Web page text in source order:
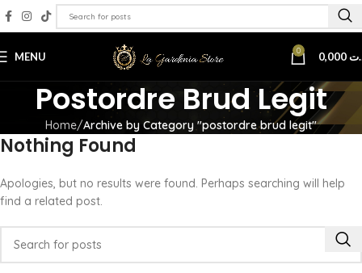
MENU 0
Postordre Brud Legit
Home Archive by Category "postordre brud legit"
Nothing Found
Apologies, but no results were found. Perhaps searching will help
find a related post.